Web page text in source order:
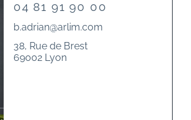
04 81 91 90 00
b.adrian@arlim.com
38, Rue de Brest
69002 Lyon